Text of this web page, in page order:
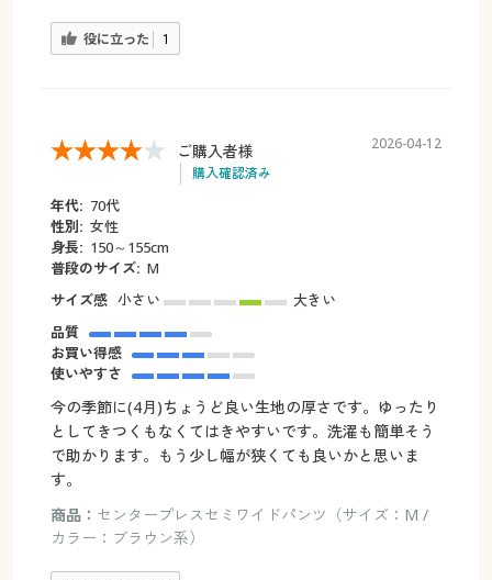
役に立った 1
ご購入者様
購入確認済み
2026-04-12
年代: 70代
性別: 女性
身長: 150～155cm
普段のサイズ: M
サイズ感 小さい
大きい
品質
お買い得感
使いやすさ
今の季節に(4月)ちょうど良い生地の厚さです。ゆったり
としてきつくもなくてはきやすいです。洗濯も簡単そう
で助かります。もう少し幅が狭くても良いかと思いま
す。
商品： センタープレスセミワイドパンツ（サイズ：M /
カラー：ブラウン系）